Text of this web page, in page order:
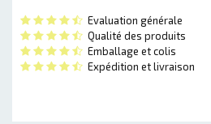
Evaluation générale
Qualité des produits
Emballage et colis
Expédition et livraison